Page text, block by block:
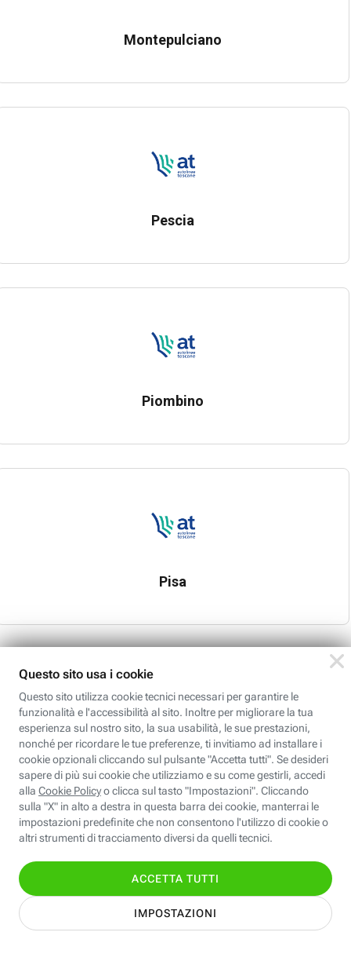
Montepulciano
Pescia
Piombino
Pisa
Pistoia